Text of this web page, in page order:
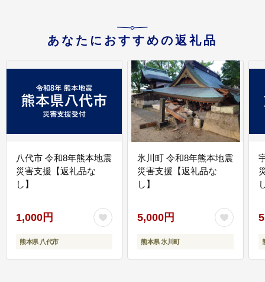
あなたにおすすめの返礼品
八代市 令和8年熊本地震
災害支援【返礼品な
し】
1,000円
熊本県 八代市
氷川町 令和8年熊本地震
災害支援【返礼品な
し】
5,000円
熊本県 氷川町